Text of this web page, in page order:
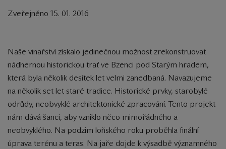
Zveřejněno 15. 01. 2016
Naše vinařství získalo jedinečnou možnost zrekonstruovat
nádhernou historickou trať ve Bzenci pod Starým hradem,
která byla několik desítek let velmi zanedbaná. Navazujeme
na několik set let staré tradice. Historické prvky, starobylé
odrůdy, neobvyklé architektonické zpracování. Tento projekt
nám dává šanci, aby vzniklo něco mimořádného a
neobvyklého. Na podzim loňského roku proběhla finální
úprava terénu a teras. Na jaře dojde k výsadbě významného